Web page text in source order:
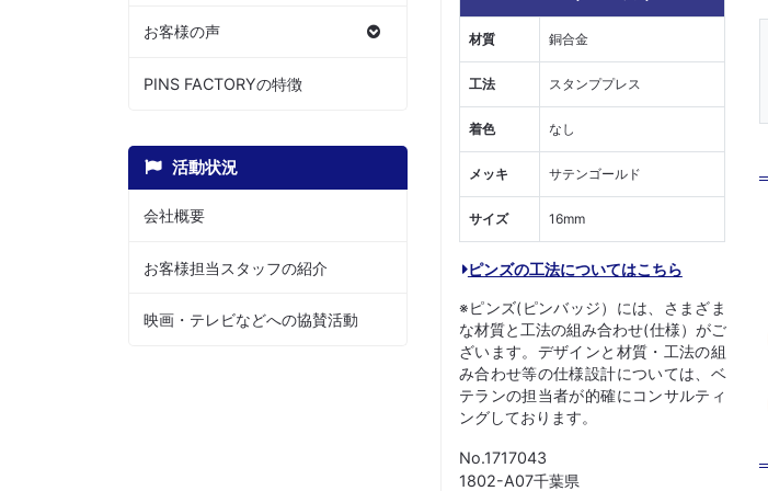
お客様の声
PINS FACTORYの特徴
活動状況
会社概要
お客様担当スタッフの紹介
映画・テレビなどへの協賛活動
材質 銅合金
工法 スタンププレス
着色 なし
メッキ サテンゴールド
サイズ 16mm
ピンズの工法についてはこちら
※ピンズ(ピンバッジ）には、さまざま
な材質と工法の組み合わせ(仕様）がご
ざいます。デザインと材質・工法の組
み合わせ等の仕様設計については、ベ
テランの担当者が的確にコンサルティ
ングしております。
No.1717043
1802-A07千葉県